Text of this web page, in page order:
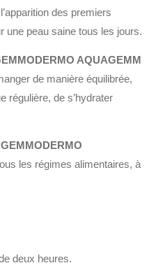
des premiers
une peau saine tous les jours.
AQUAGEMM
de manière équilibrée,
régulière, de s’hydrater
les régimes alimentaires, à
deux heures.